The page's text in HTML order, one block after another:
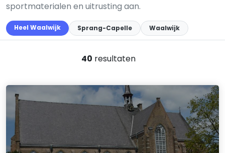
sportmaterialen en uitrusting aan.
Heel Waalwijk Sprang-Capelle Waalwijk
40 resultaten